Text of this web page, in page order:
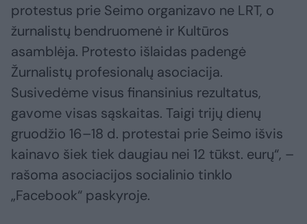
protestus prie Seimo organizavo ne LRT, o
žurnalistų bendruomenė ir Kultūros
asamblėja. Protesto išlaidas padengė
Žurnalistų profesionalų asociacija.
Susivedėme visus finansinius rezultatus,
gavome visas sąskaitas. Taigi trijų dienų
gruodžio 16–18 d. protestai prie Seimo išvis
kainavo šiek tiek daugiau nei 12 tūkst. eurų“, –
rašoma asociacijos socialinio tinklo
„Facebook“ paskyroje.